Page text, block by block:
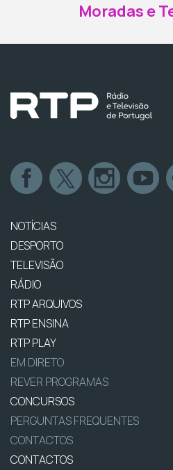
Moradas e
NOTÍCIAS
DESPORTO
TELEVISÃO
RÁDIO
RTP ARQUIVOS
RTP ENSINA
RTP PLAY
EM DIRETO
REVER PROGRAMAS
CONCURSOS
PERGUNTAS FREQUENTES
CONTACTOS
CONTACTOS